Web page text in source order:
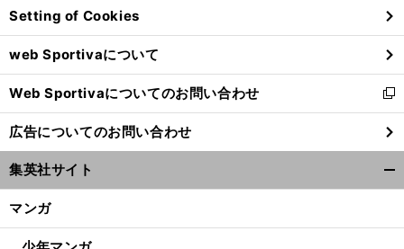
ド
ウ
で
開
く
Setting of Cookies
web Sportivaについて
Web Sportivaについてのお問い合わせ
新
し
い
ウ
ィ
ン
ウ
広告についてのお問い合わせ
集英社サイト
マンガ